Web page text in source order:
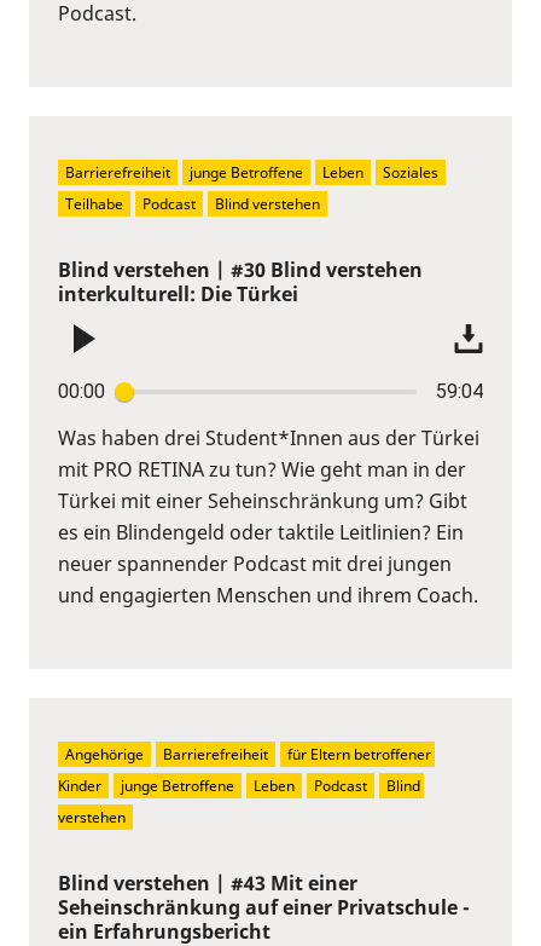
Podcast.
Blind verstehen | #30 Blind verstehen
interkulturell: Die Türkei
00:00 59:04
Was haben drei Student*Innen aus der Türkei
mit PRO RETINA zu tun? Wie geht man in der
Türkei mit einer Seheinschränkung um? Gibt
es ein Blindengeld oder taktile Leitlinien? Ein
neuer spannender Podcast mit drei jungen
und engagierten Menschen und ihrem Coach.
Barrierefreiheit junge Betroffene Leben
Soziales
Teilhabe
Podcast Blind verstehen
Blind verstehen | #43 Mit einer
Seheinschränkung auf einer Privatschule -
ein Erfahrungsbericht
Angehörige Barrierefreiheit
für Eltern betroffener
Kinder
junge Betroffene Leben Podcast
Blind
verstehen